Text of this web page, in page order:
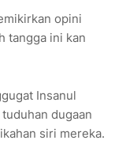
opini
tangga ini kan
Insanul
dugaan
siri mereka.